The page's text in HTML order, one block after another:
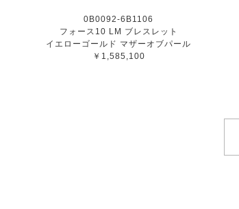
0B0092-6B1106
フォース10 LM ブレスレット
イエローゴールド マザーオブパール
￥1,585,100